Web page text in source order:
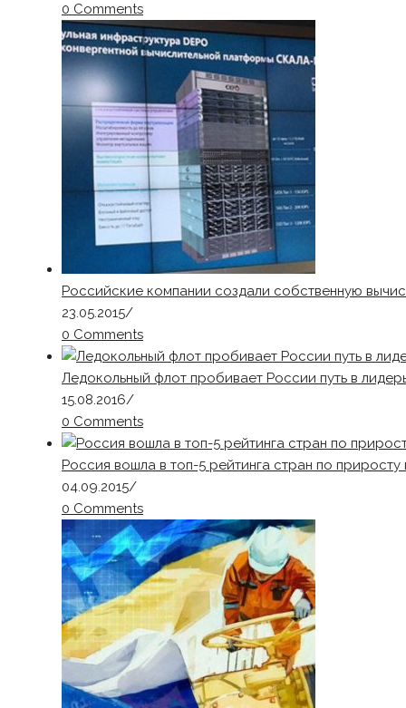
0 Comments
Российские компании создали собственную
23.05.2015/
0 Comments
Ледокольный флот пробивает России путь в
15.08.2016/
0 Comments
Россия вошла в топ-5 рейтинга стран по
04.09.2015/
0 Comments